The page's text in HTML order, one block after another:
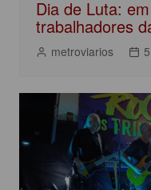
Dia de Luta:
trabalhadores
metroviarios